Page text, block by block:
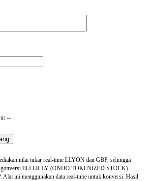
--
nilai tukar real-time LLYON dan GBP, sehingga
ELI LILLY (ONDO TOKENIZED STOCK)
ini menggunakan data real-time untuk konversi. Hasil